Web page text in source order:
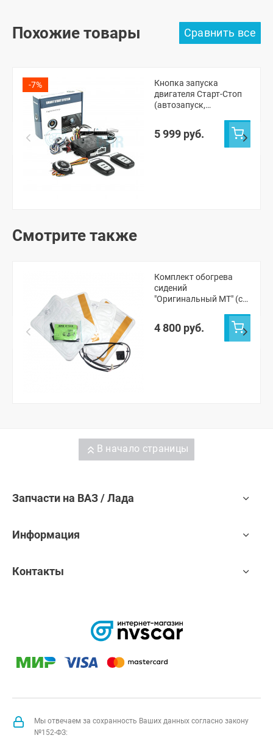
Похожие товары
-7%
Кнопка запуска
двигателя Старт-Стоп
(автозапуск,
5 999 руб.
Смотрите также
Комплект обогрева
сидений
"Оригинальный МТ" (с
Нива (до 2009 г.в.) (в
сборе)
4 800 руб.
В начало страницы
Запчасти на ВАЗ / Лада
Информация
Контакты
Мы отвечаем за сохранность Ваших данных согласно закону
№152-ФЗ: